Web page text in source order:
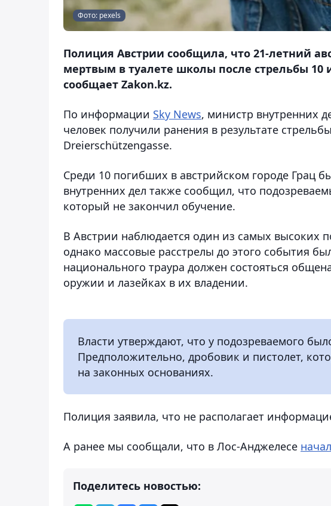
Фото: pexels
Полиция Австрии сообщила, что 21-летний
мертвым в туалете школы после стрельбы 10
сообщает Zakon.kz.
По информации Sky News, министр внутренних
человек получили ранения в результате
Dreierschützengasse.
Среди 10 погибших в австрийском городе Грац
внутренних дел также сообщил, что
который не закончил обучение.
В Австрии наблюдается один из самых высоких
однако массовые расстрелы до этого события
национального траура должен состояться
оружии и лазейках в их владении.
Власти утверждают, что у подозреваемого
Предположительно, дробовик и пистолет,
на законных основаниях.
Полиция заявила, что не располагает
А ранее мы сообщали, что в Лос-Анджелесе
Поделитесь новостью: